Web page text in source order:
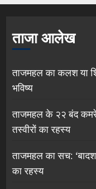
ताजा आलेख
ताजमहल का कलश या
भविष्य
ताजमहल के २२ बंद
तस्वीरों का रहस्य
ताजमहल का सच:
का रहस्य